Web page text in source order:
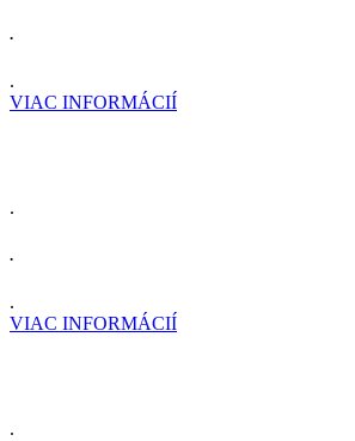
.
.
VIAC INFORMÁCIÍ
.
.
.
VIAC INFORMÁCIÍ
.